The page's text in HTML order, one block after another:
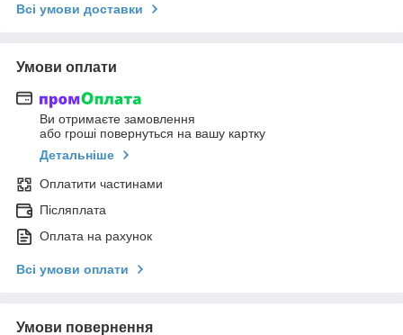
Всі умови доставки
Умови оплати
Ви отримаєте замовлення
або гроші повернуться на вашу картку
Детальніше
Оплатити частинами
Післяплата
Оплата на рахунок
Всі умови оплати
Умови повернення